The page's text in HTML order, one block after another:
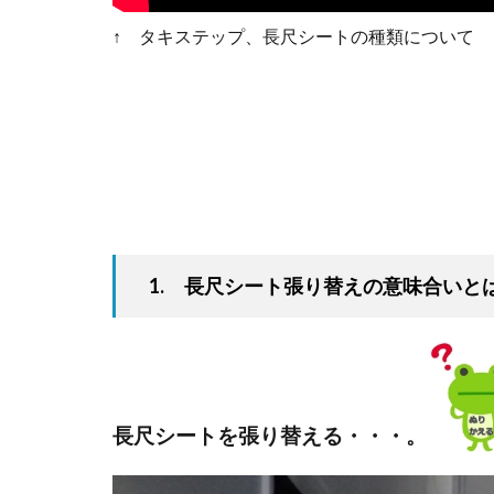
↑ タキステップ、長尺シートの種類について
1. 長尺シート張り替えの意味合いと
長尺シートを張り替える・・・。